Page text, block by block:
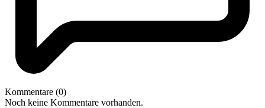
Kommentare (0)
Noch keine Kommentare vorhanden.